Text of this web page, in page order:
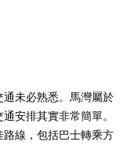
未必熟悉。馬灣屬於
安排其實非常簡單。
線，包括巴士轉乘方